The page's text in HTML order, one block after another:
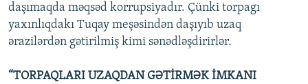
daşımaqda məqsəd korrupsiyadır. Çünki torpagı
yaxınlıqdakı Tuqay meşəsindən daşıyıb uzaq
ərazilərdən gətirilmiş kimi sənədləşdirirlər.
“TORPAQLARI UZAQDAN GƏTİRMƏK İMKANI